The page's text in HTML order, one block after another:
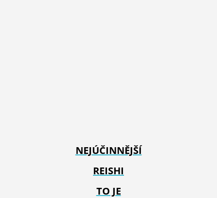
NEJÚČINNĚJŠÍ
REISHI
TO JE